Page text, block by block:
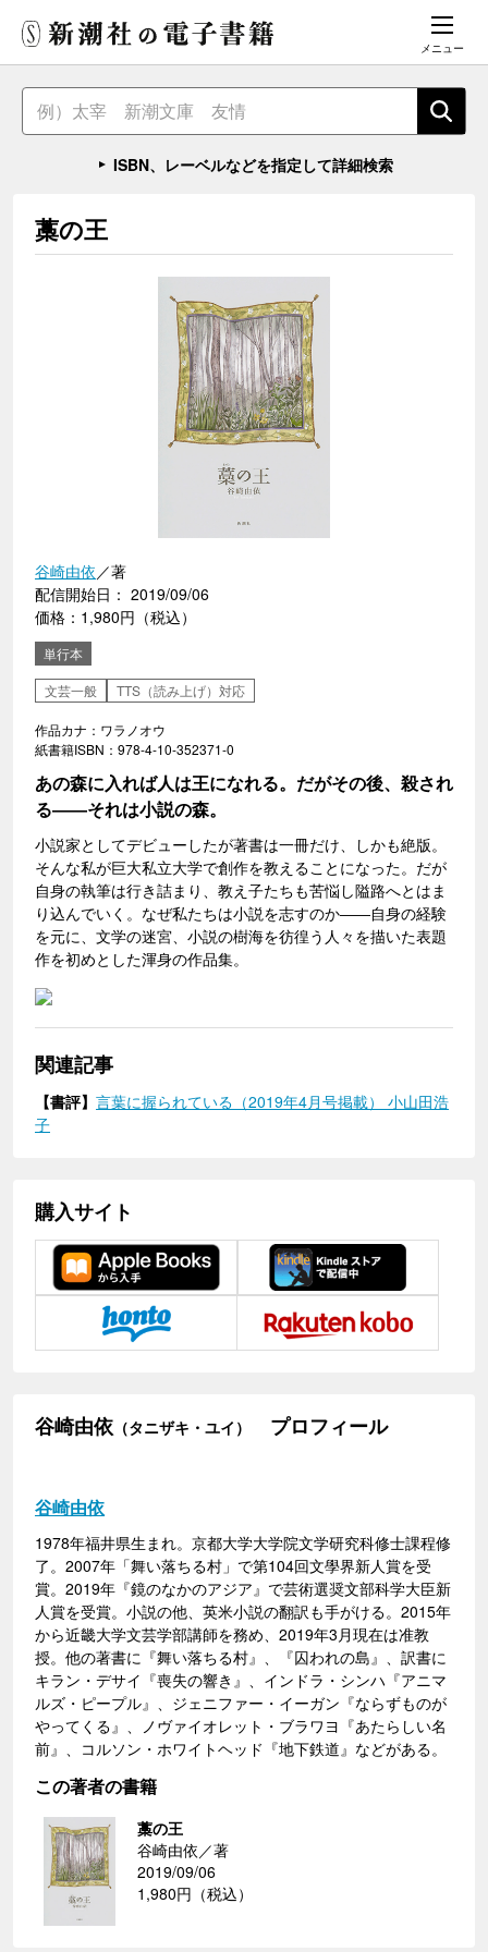
メニュー
ISBN、レーベルなどを指定して詳細検索
藁の王
谷崎由依／著
配信開始日： 2019/09/06
価格：1,980円（税込）
単行本
文芸一般
TTS（読み上げ）対応
作品カナ：ワラノオウ
紙書籍ISBN：978-4-10-352371-0
あの森に入れば人は王になれる。だがその後、殺され
る――それは小説の森。
小説家としてデビューしたが著書は一冊だけ、しかも絶版。
そんな私が巨大私立大学で創作を教えることになった。だが
自身の執筆は行き詰まり、教え子たちも苦悩し隘路へとはま
り込んでいく。なぜ私たちは小説を志すのか――自身の経験
を元に、文学の迷宮、小説の樹海を彷徨う人々を描いた表題
作を初めとした渾身の作品集。
関連記事
【書評】 言葉に握られている（2019年4月号掲載） 小山田浩
子
購入サイト
谷崎由依 （タニザキ・ユイ） プロフィール
谷崎由依
1978年福井県生まれ。京都大学大学院文学研究科修士課程修
了。2007年「舞い落ちる村」で第104回文學界新人賞を受
賞。2019年『鏡のなかのアジア』で芸術選奨文部科学大臣新
人賞を受賞。小説の他、英米小説の翻訳も手がける。2015年
から近畿大学文芸学部講師を務め、2019年3月現在は准教
授。他の著書に『舞い落ちる村』、『囚われの島』、訳書に
キラン・デサイ『喪失の響き』、インドラ・シンハ『アニマ
ルズ・ピープル』、ジェニファー・イーガン『ならずものが
やってくる』、ノヴァイオレット・ブラワヨ『あたらしい名
前』、コルソン・ホワイトヘッド『地下鉄道』などがある。
この著者の書籍
藁の王
谷崎由依／著
2019/09/06
1,980円（税込）